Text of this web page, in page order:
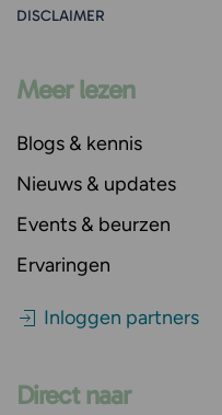
DISCLAIMER
Meer lezen
Blogs & kennis
Nieuws & updates
Events & beurzen
Ervaringen
Inloggen partners
Direct naar